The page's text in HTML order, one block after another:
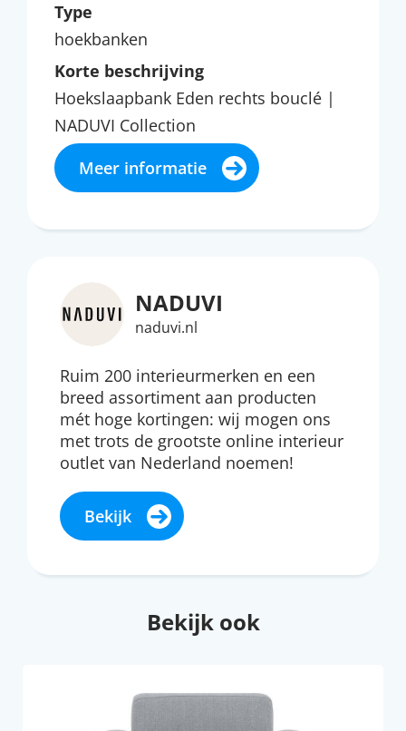
Type
hoekbanken
Korte beschrijving
Hoekslaapbank Eden rechts bouclé |
NADUVI Collection
Meer informatie
NADUVI
naduvi.nl
Ruim 200 interieurmerken en een
breed assortiment aan producten
mét hoge kortingen: wij mogen ons
met trots de grootste online interieur
outlet van Nederland noemen!
Bekijk
Bekijk ook